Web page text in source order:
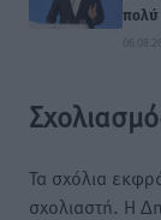
πολύ
Τα σχόλια
σχολιαστή. Η